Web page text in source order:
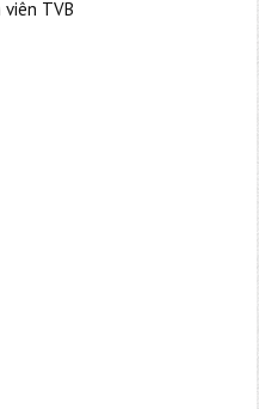
TVB